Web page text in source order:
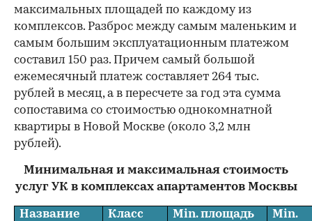
максимальных площадей по каждому из
комплексов. Разброс между самым маленьким и
самым большим эксплуатационным платежом
составил 150 раз. Причем самый большой
ежемесячный платеж составляет 264 тыс.
рублей в месяц, а в пересчете за год эта сумма
сопоставима со стоимостью однокомнатной
квартиры в Новой Москве (около 3,2 млн
рублей).
Минимальная и максимальная стоимость
услуг УК в комплексах апартаментов Москвы
Название Класс Min.площадь
Min.